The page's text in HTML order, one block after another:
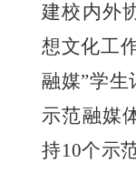
建校内外
想文化工
融媒”学生
示范融媒
持10个示